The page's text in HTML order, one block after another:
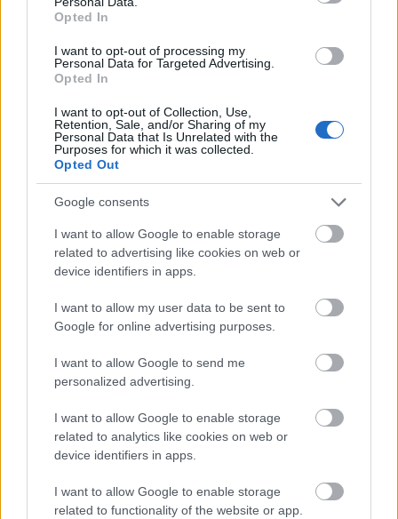
Opted In
I want to opt-out of processing my
Personal Data for Targeted Advertising.
Opted In
I want to opt-out of Collection, Use,
Retention, Sale, and/or Sharing of my
Personal Data that Is Unrelated with the
Purposes for which it was collected.
Opted Out
Google consents
I want to allow Google to enable storage
related to advertising like cookies on web or
device identifiers in apps.
I want to allow my user data to be sent to
Google for online advertising purposes.
I want to allow Google to send me
personalized advertising.
I want to allow Google to enable storage
related to analytics like cookies on web or
device identifiers in apps.
I want to allow Google to enable storage
related to functionality of the website or app.
Διαβάζονται αυτή τη στιγμή
Η χαμηλή… απόδοση Μητσοτάκη στις
στοιχηματικές - Ποιος επισκέφθηκε τα
πυρόπληκτα ζωάκια - Το μισογεμάτο ποτήρι
του ΣΥΡΙΖΑ
Ποια είναι η (κυβερνητική) λίστα με τα μεγάλα
χρονοδιαγράμματα
Δυτ. Αττική: Το χρονοδιάγραμμα
αποκατάστασης μετά τη φωτιά - Στόχος η
έναρξη των έργων πριν τις 15/9
TAGS: Κορονοϊός Ματίνα Παγώνη